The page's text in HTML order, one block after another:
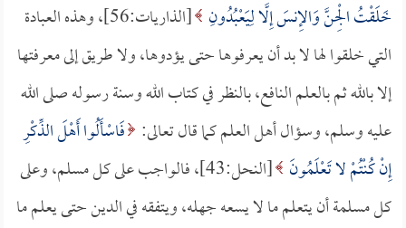
خَلَقْتُ الْجِنَّ وَالإِنسَ إِلَّا لِيَعْبُدُونِ
[الذاريات:56]، وهذه العبادة
التي خلقوا لها لا بد أن يعرفوها حتى يؤدوها، ولا طريق إلى معرفتها
إلا بالله ثم بالعلم النافع، بالنظر في كتاب الله وسنة رسوله صلى الله
عليه وسلم، وسؤال أهل العلم كما قال تعالى: فَاسْأَلُوا أَهْلَ الذِّكْرِ
إِنْ كُنْتُمْ لا تَعْلَمُونَ
[النحل:43]، فالواجب على كل مسلم، وعلى
كل مسلمة أن يتعلم ما لا يسعه جهله، ويتفقه في الدين حتى يعلم ما